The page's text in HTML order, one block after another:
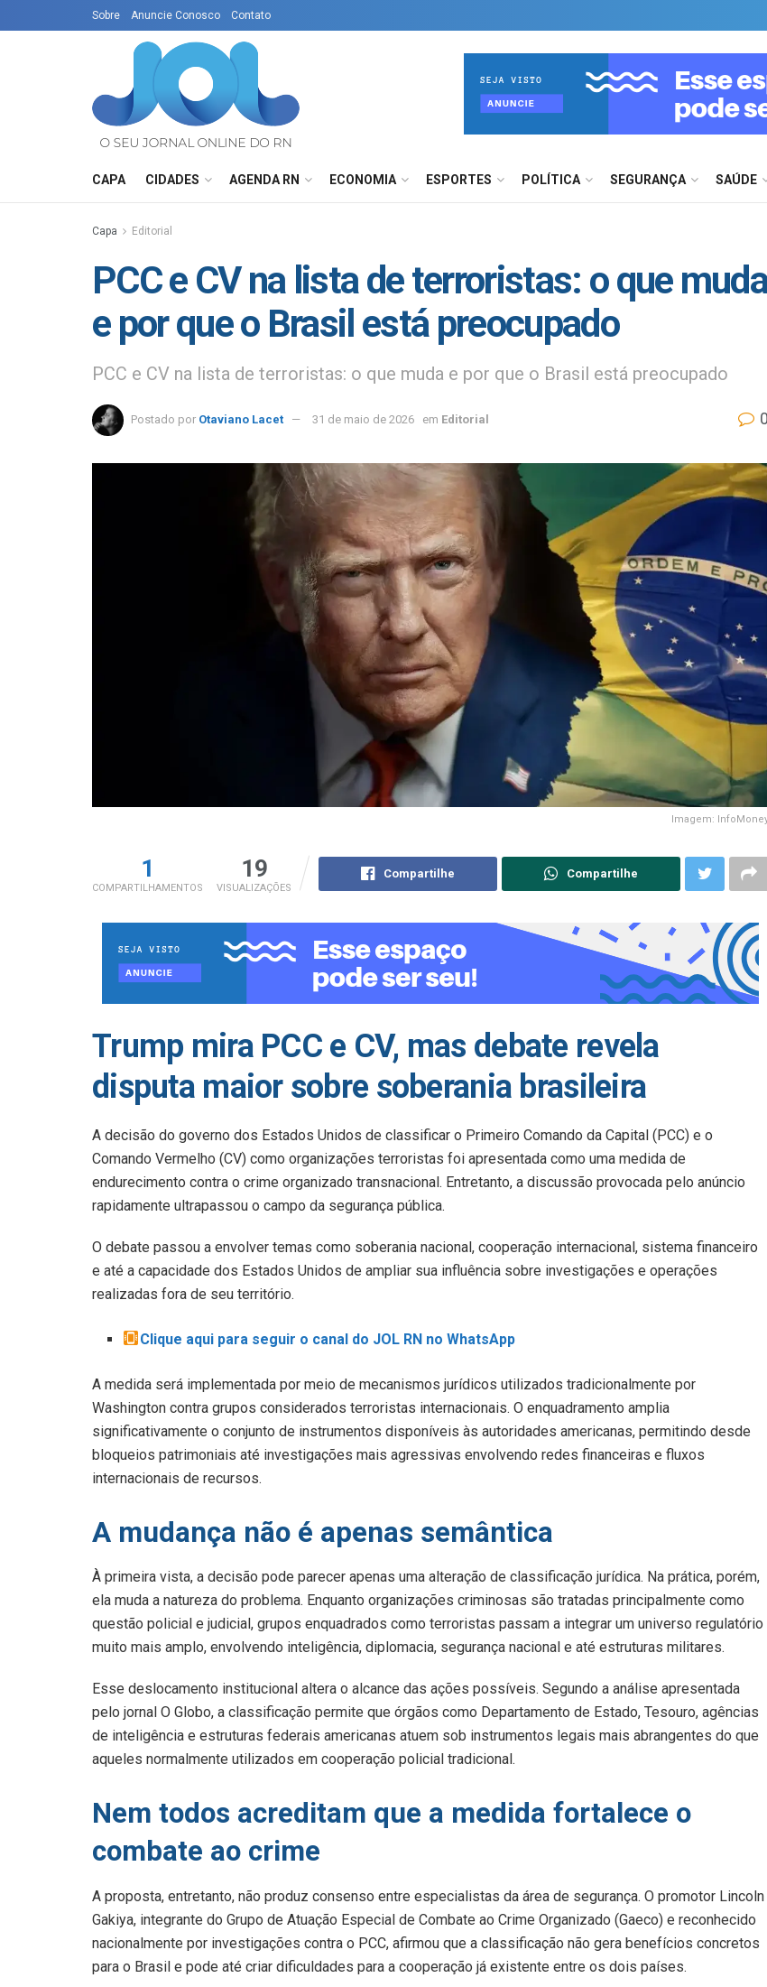
Sobre Anuncie Conosco Contato
CAPA CIDADES AGENDA RN ECONOMIA ESPORTES POLÍTICA SEGURANÇA SAÚDE
Capa Editorial
PCC e CV na lista de terroristas: o que
e por que o Brasil está preocupado
PCC e CV na lista de terroristas: o que muda e por que o Brasil está preocupado
Postado por Otaviano Lacet 31 de maio de 2026 em Editorial 0
Imagem:
1
COMPARTILHAMENTOS
19
VISUALIZAÇÕES
Compartilhe Compartilhe
Trump mira PCC e CV, mas debate revela
disputa maior sobre soberania brasileira
A decisão do governo dos Estados Unidos de classificar o Primeiro Comando da Capital (PCC) e o
Comando Vermelho (CV) como organizações terroristas foi apresentada como uma medida de
endurecimento contra o crime organizado transnacional. Entretanto, a discussão provocada pelo anúncio
rapidamente ultrapassou o campo da segurança pública.
O debate passou a envolver temas como soberania nacional, cooperação internacional, sistema financeiro
e até a capacidade dos Estados Unidos de ampliar sua influência sobre investigações e operações
realizadas fora de seu território.
Clique aqui para seguir o canal do JOL RN no WhatsApp
A medida será implementada por meio de mecanismos jurídicos utilizados tradicionalmente por
Washington contra grupos considerados terroristas internacionais. O enquadramento amplia
significativamente o conjunto de instrumentos disponíveis às autoridades americanas, permitindo desde
bloqueios patrimoniais até investigações mais agressivas envolvendo redes financeiras e fluxos
internacionais de recursos.
A mudança não é apenas semântica
À primeira vista, a decisão pode parecer apenas uma alteração de classificação jurídica. Na prática, porém,
ela muda a natureza do problema. Enquanto organizações criminosas são tratadas principalmente como
questão policial e judicial, grupos enquadrados como terroristas passam a integrar um universo regulatório
muito mais amplo, envolvendo inteligência, diplomacia, segurança nacional e até estruturas militares.
Esse deslocamento institucional altera o alcance das ações possíveis. Segundo a análise apresentada
pelo jornal O Globo, a classificação permite que órgãos como Departamento de Estado, Tesouro, agências
de inteligência e estruturas federais americanas atuem sob instrumentos legais mais abrangentes do que
aqueles normalmente utilizados em cooperação policial tradicional.
Nem todos acreditam que a medida fortalece o
combate ao crime
A proposta, entretanto, não produz consenso entre especialistas da área de segurança. O promotor Lincoln
Gakiya, integrante do Grupo de Atuação Especial de Combate ao Crime Organizado (Gaeco) e reconhecido
nacionalmente por investigações contra o PCC, afirmou que a classificação não gera benefícios concretos
para o Brasil e pode até criar dificuldades para a cooperação já existente entre os dois países.